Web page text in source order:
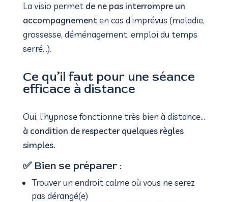
La visio permet de ne pas interrompre un
accompagnementen cas d’imprévus (maladie,
grossesse, déménagement, emploi du temps
serré…).
Ce qu’il faut pour une séance
efficace à distance
Oui, l’hypnose fonctionne très bien à distance…
à condition de respecter quelques règles
simples.
✅ Bien se préparer :
Trouver un endroit calme où vous ne serez
pas dérangé(e)